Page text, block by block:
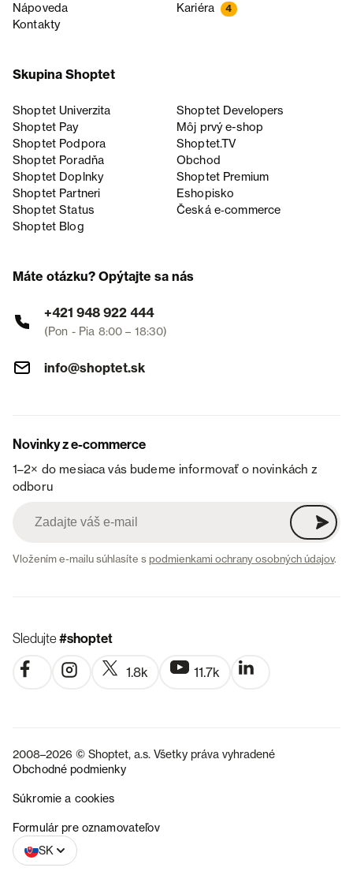
Nápoveda
Kariéra 4
Kontakty
Skupina Shoptet
Shoptet Univerzita
Shoptet Developers
Shoptet Pay
Môj prvý e-shop
Shoptet Podpora
Shoptet.TV
Shoptet Poradňa
Obchod
Shoptet Doplnky
Shoptet Premium
Shoptet Partneri
Eshopisko
Shoptet Status
Česká e‑commerce
Shoptet Blog
Máte otázku? Opýtajte sa nás
+421 948 922 444
(Pon - Pia 8:00 – 18:30)
info@shoptet.sk
Novinky z e-commerce
1–2× do mesiaca vás budeme informovať o novinkách z
odboru
Vložením e-mailu súhlasíte spodmienkami ochrany osobných údajov.
Sledujte#shoptet
1.8k 11.7k
2008–2026 © Shoptet, a.s. Všetky práva vyhradené
Obchodné podmienky
Súkromie a cookies
Formulár pre oznamovateľov
SK